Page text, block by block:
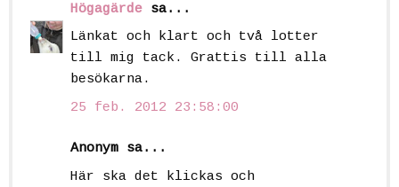
Högagärde sa...
Länkat och klart och två lotter
till mig tack. Grattis till alla
besökarna.
25 feb. 2012 23:58:00
Anonym sa...
Här ska det klickas och